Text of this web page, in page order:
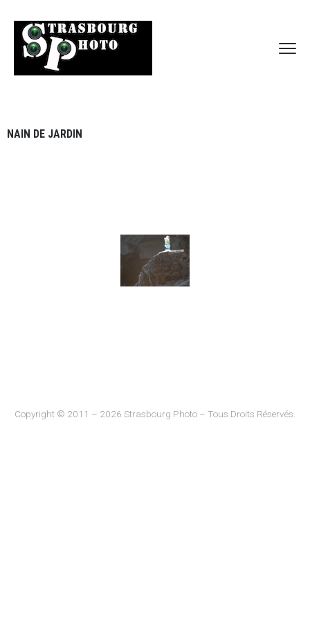
NAIN DE JARDIN
Copyright © 2011 – 2026 Strasbourg Photo – Tous Droits Réservés.